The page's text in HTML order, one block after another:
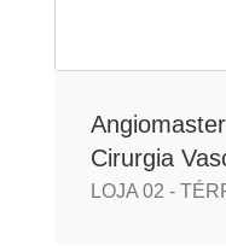
Cirurgia
LOJA 02 -